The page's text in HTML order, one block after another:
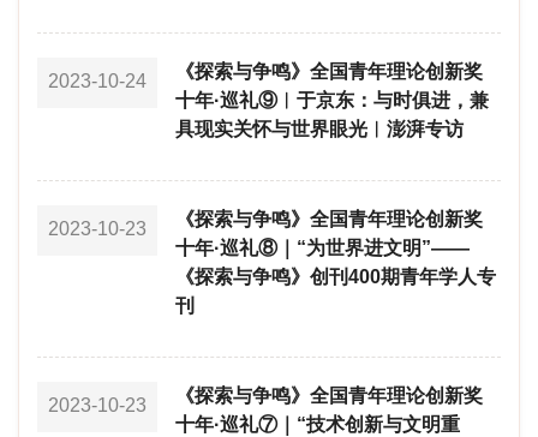
2023-10-24
《探索与争鸣》全国青年理论创新奖
十年·巡礼⑨︱于京东：与时俱进，兼
具现实关怀与世界眼光︱澎湃专访
2023-10-23
《探索与争鸣》全国青年理论创新奖
十年·巡礼⑧｜“为世界进文明”——
《探索与争鸣》创刊400期青年学人专
刊
2023-10-23
《探索与争鸣》全国青年理论创新奖
十年·巡礼⑦｜“技术创新与文明重